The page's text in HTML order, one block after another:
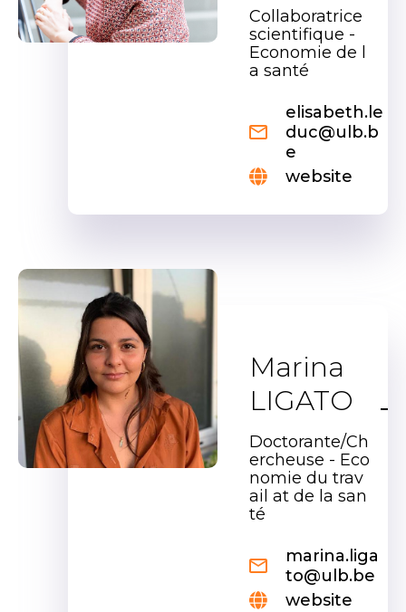
Collaboratrice
scientifique -
Economie de l
a santé
elisabeth.le
duc@ulb.b
e
website
Marina
LIGATO
Doctorante/Ch
ercheuse - Eco
nomie du trav
ail at de la san
té
marina.liga
to@ulb.be
website